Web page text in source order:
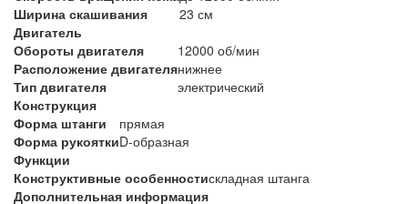
Ширина скашивания
23 см
Двигатель
Обороты двигателя
12000 об/мин
Расположение двигателянижнее
Тип двигателя
электрический
Конструкция
Форма штанги
прямая
Форма рукояткиD-образная
Функции
Конструктивные особенностискладная штанга
Дополнительная информация